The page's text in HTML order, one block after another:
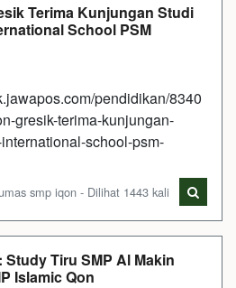
Terima Kunjungan Studi
School PSM
pendidikan/8340
gresik-terima-kunjungan-
school-psm-
smp iqon - Dilihat 1443 kali
Tiru SMP Al Makin
Islamic Qon